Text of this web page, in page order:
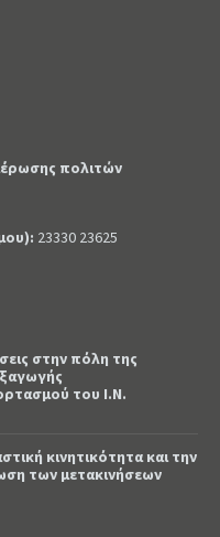
πολιτών
23330 23625
στην πόλη της
του Ι.Ν.
κινητικότητα και την
των μετακινήσεων